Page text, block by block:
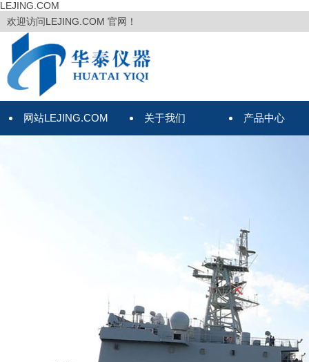
LEJING.COM
欢迎访问LEJING.COM 官网！
网站LEJING.COM 关于我们 产品中心